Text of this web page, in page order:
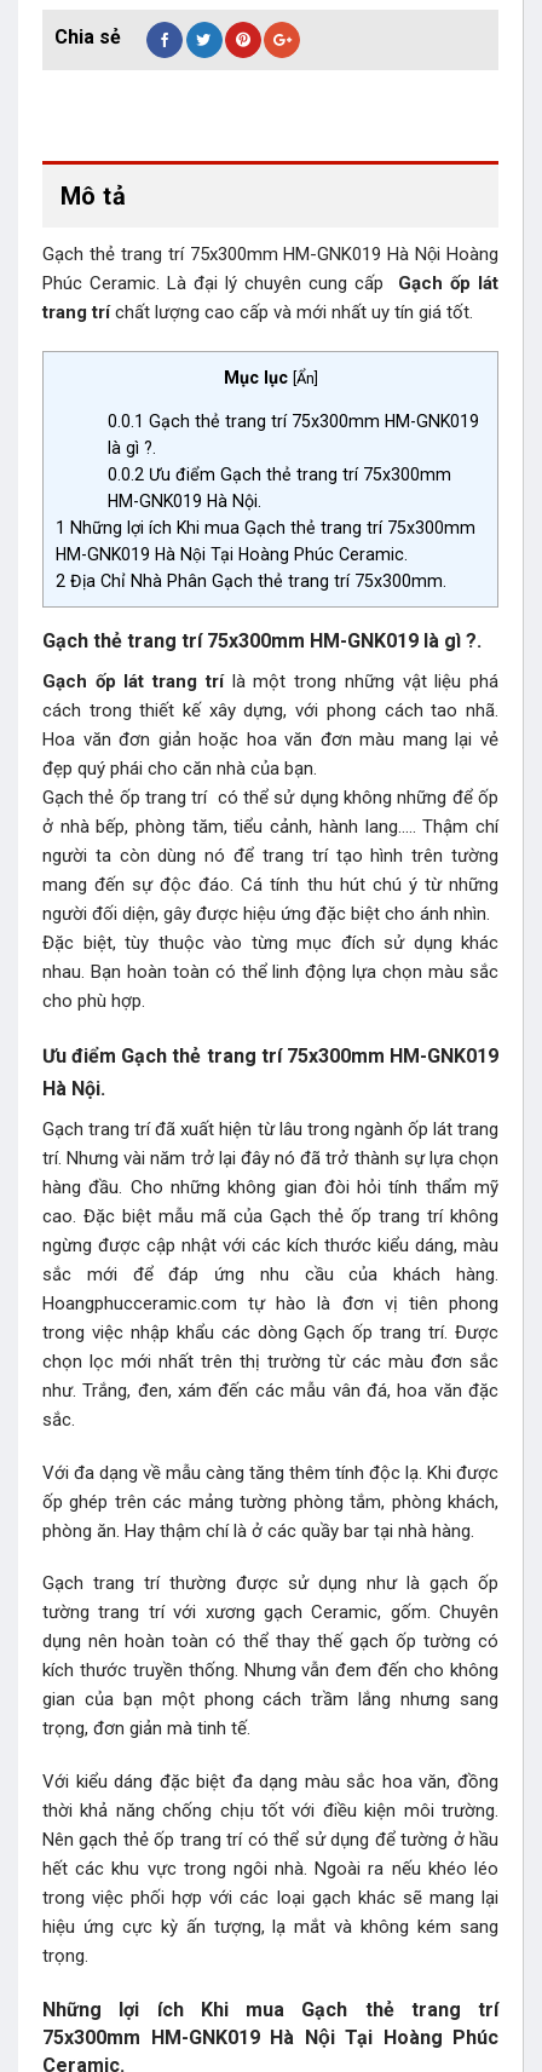
Mô tả
Gạch thẻ trang trí 75x300mm HM-GNK019 Hà Nội Hoàng
Phúc Ceramic. Là đại lý chuyên cung cấp Gạch ốp lát
trang tríchất lượng cao cấp và mới nhất uy tín giá tốt.
Mục lục [Ẩn]
0.0.1 Gạch thẻ trang trí 75x300mm HM-GNK019
là gì ?.
0.0.2 Ưu điểm Gạch thẻ trang trí 75x300mm
HM-GNK019 Hà Nội.
1 Những lợi ích Khi mua Gạch thẻ trang trí 75x300mm
HM-GNK019 Hà Nội Tại Hoàng Phúc Ceramic.
2 Địa Chỉ Nhà Phân Gạch thẻ trang trí 75x300mm.
Gạch thẻ trang trí 75x300mm HM-GNK019 là gì ?.
Gạch ốp lát trang trílà một trong những vật liệu phá
cách trong thiết kế xây dựng, với phong cách tao nhã.
Hoa văn đơn giản hoặc hoa văn đơn màu mang lại vẻ
đẹp quý phái cho căn nhà của bạn.
Gạch thẻ ốp trang trí có thể sử dụng không những để ốp
ở nhà bếp, phòng tăm, tiểu cảnh, hành lang….. Thậm chí
người ta còn dùng nó để trang trí tạo hình trên tường
mang đến sự độc đáo. Cá tính thu hút chú ý từ những
người đối diện, gây được hiệu ứng đặc biệt cho ánh nhìn.
Đặc biệt, tùy thuộc vào từng mục đích sử dụng khác
nhau. Bạn hoàn toàn có thể linh động lựa chọn màu sắc
cho phù hợp.
Ưu điểm Gạch thẻ trang trí 75x300mm HM-GNK019
Hà Nội.
Gạch trang trí đã xuất hiện từ lâu trong ngành ốp lát trang
trí. Nhưng vài năm trở lại đây nó đã trở thành sự lựa chọn
hàng đầu. Cho những không gian đòi hỏi tính thẩm mỹ
cao. Đặc biệt mẫu mã của Gạch thẻ ốp trang trí không
ngừng được cập nhật với các kích thước kiểu dáng, màu
sắc mới để đáp ứng nhu cầu của khách hàng.
Hoangphucceramic.com tự hào là đơn vị tiên phong
trong việc nhập khẩu các dòng Gạch ốp trang trí. Được
chọn lọc mới nhất trên thị trường từ các màu đơn sắc
như. Trắng, đen, xám đến các mẫu vân đá, hoa văn đặc
sắc.
Với đa dạng về mẫu càng tăng thêm tính độc lạ. Khi được
ốp ghép trên các mảng tường phòng tắm, phòng khách,
phòng ăn. Hay thậm chí là ở các quầy bar tại nhà hàng.
Gạch trang trí thường được sử dụng như là gạch ốp
tường trang trí với xương gạch Ceramic, gốm. Chuyên
dụng nên hoàn toàn có thể thay thế gạch ốp tường có
kích thước truyền thống. Nhưng vẫn đem đến cho không
gian của bạn một phong cách trầm lắng nhưng sang
trọng, đơn giản mà tinh tế.
Với kiểu dáng đặc biệt đa dạng màu sắc hoa văn, đồng
thời khả năng chống chịu tốt với điều kiện môi trường.
Nên gạch thẻ ốp trang trí có thể sử dụng để tường ở hầu
hết các khu vực trong ngôi nhà. Ngoài ra nếu khéo léo
trong việc phối hợp với các loại gạch khác sẽ mang lại
hiệu ứng cực kỳ ấn tượng, lạ mắt và không kém sang
trọng.
Những lợi ích Khi mua Gạch thẻ trang trí
75x300mm HM-GNK019 Hà Nội Tại Hoàng Phúc
Ceramic.